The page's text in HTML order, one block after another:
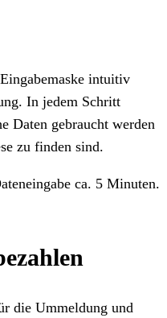
intuitiv
In jedem Schritt
Daten gebraucht werden
zu finden sind.
ca. 5 Minuten.
die Ummeldung und